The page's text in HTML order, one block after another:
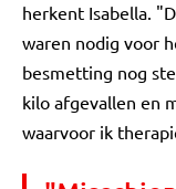
herkent Isabella.
waren nodig voor
besmetting nog
kilo afgevallen en
waarvoor ik